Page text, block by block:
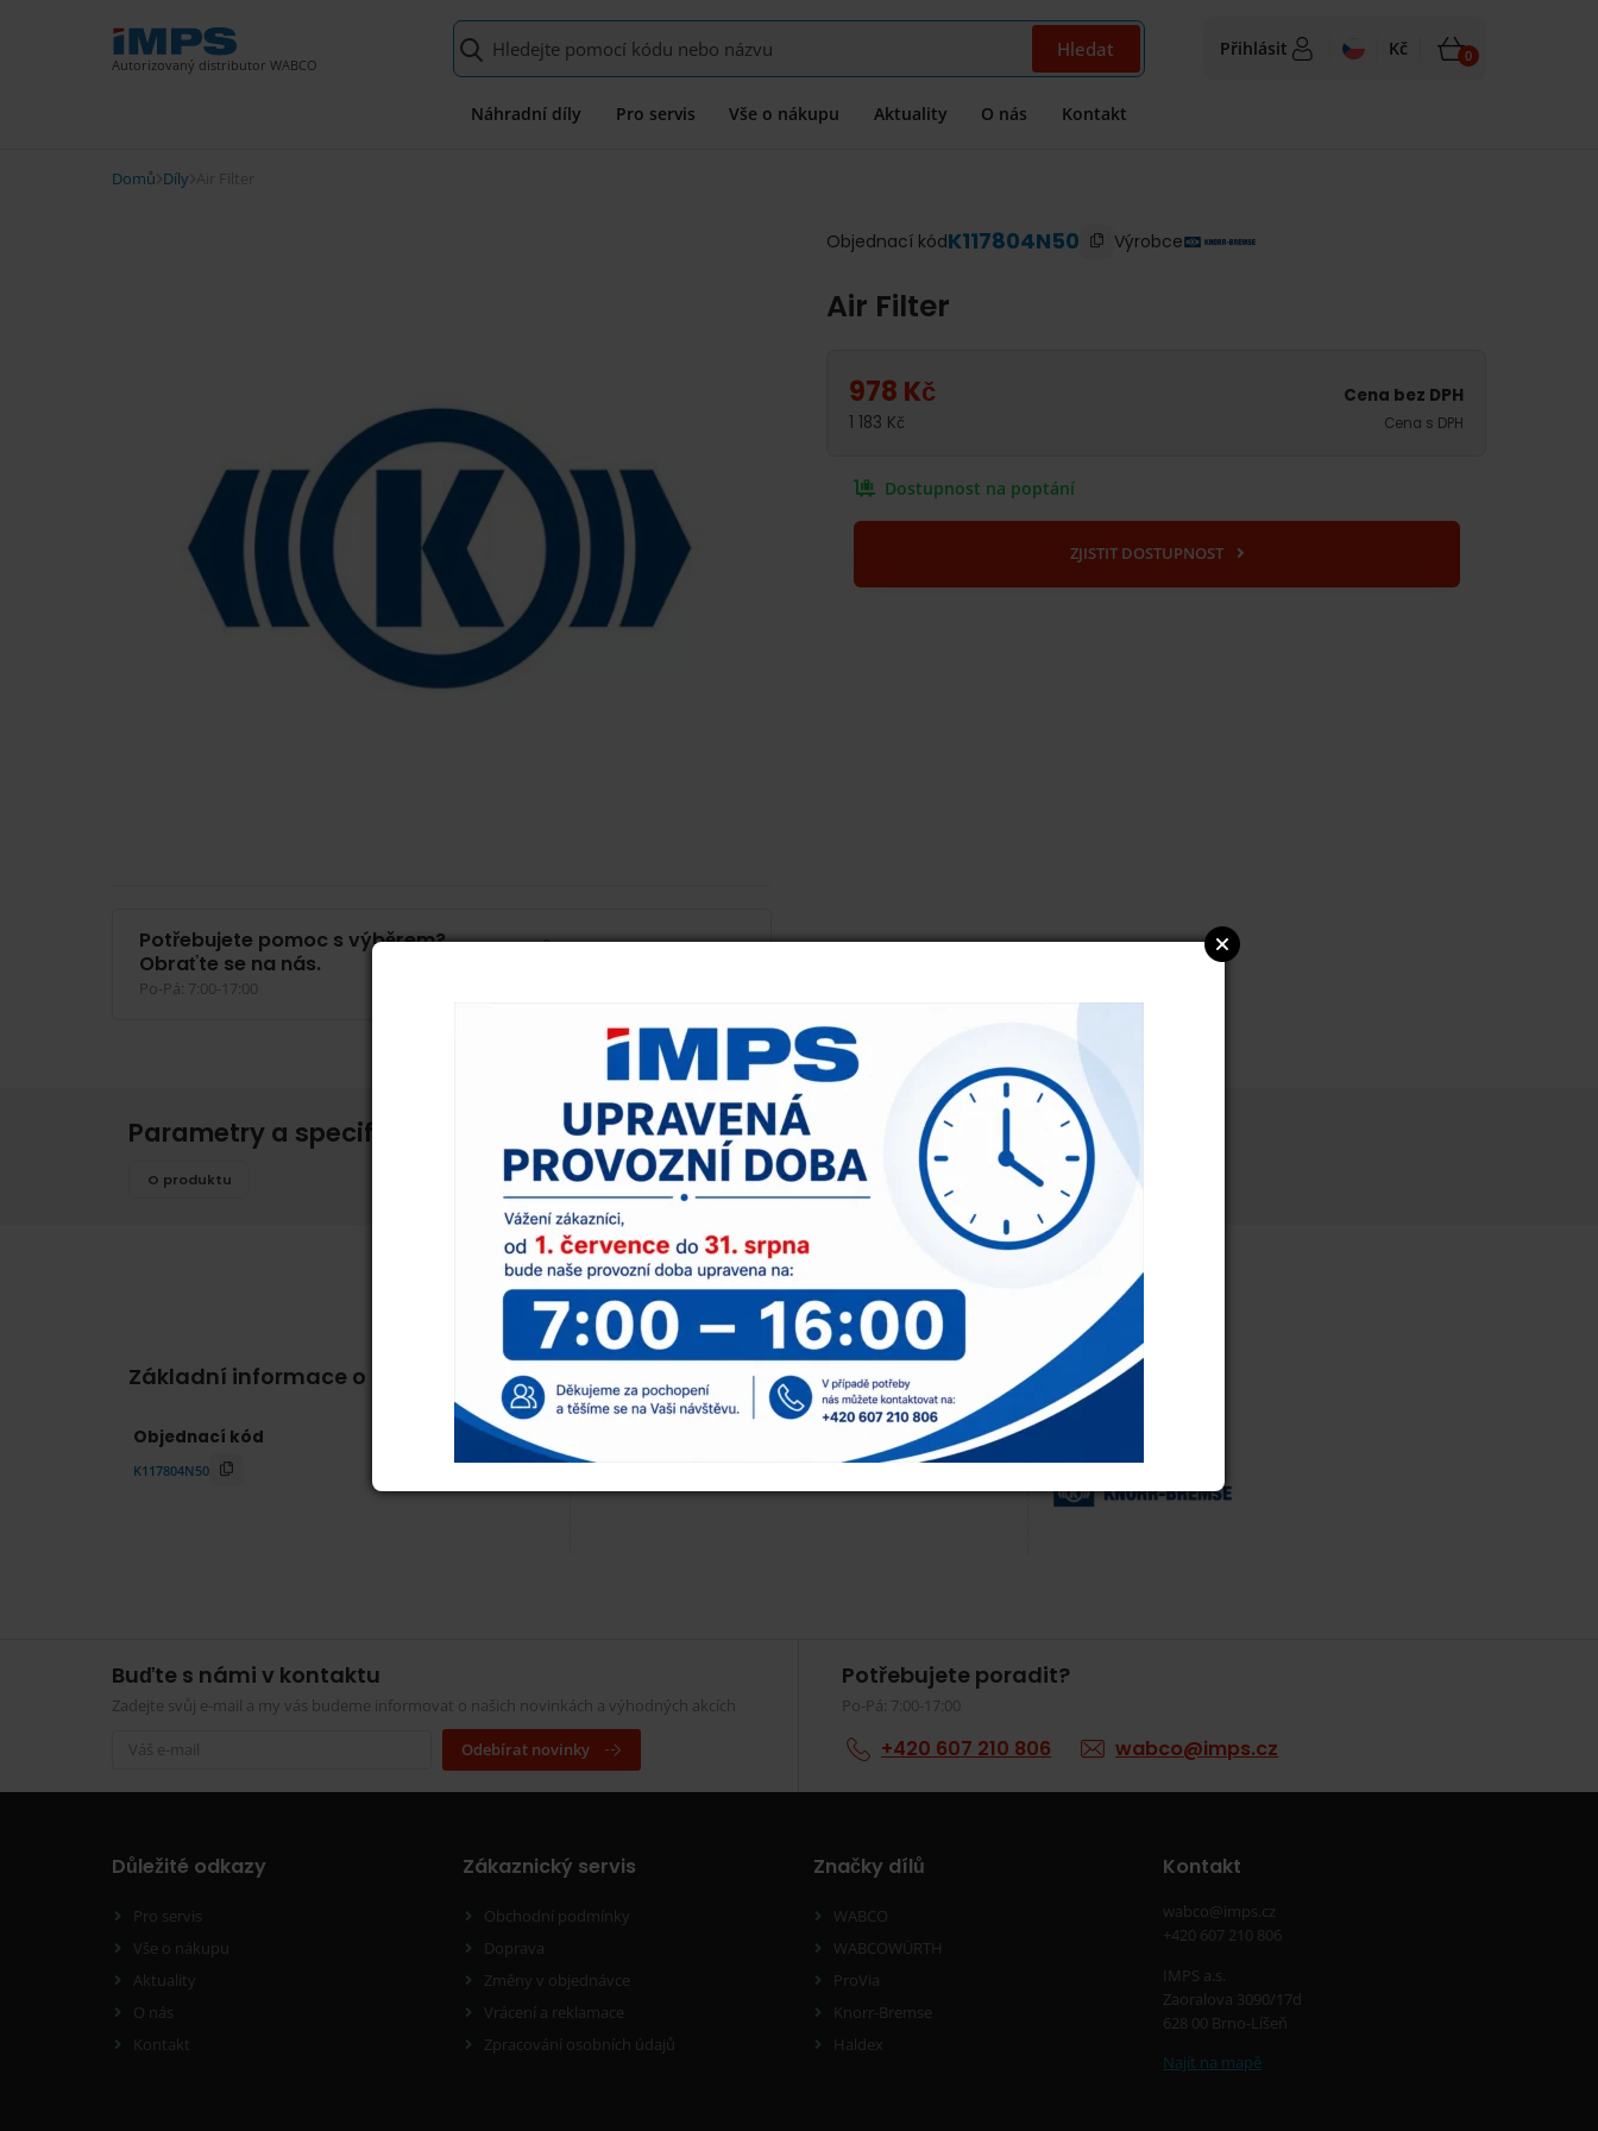
Autorizovaný distributor WABCO
Hledat Přihlásit Kč 0
Náhradní díly Pro servis Vše o nákupu Aktuality O nás Kontakt
Domů Díly
Potřebujete pomoc s výběrem?
Obraťte se na nás.
Po-Pá: 7:00-17:00
+420 607 210 806
Objednací kódK117804N50 Výrobce
Air Filter
Cena bez DPH
978 Kč
Cena s DPH
1 183 Kč
Dostupnost na poptání
ZJISTIT DOSTUPNOST
Parametry a specifikace
O produktu
Dostupnost na poptání
Základní informace o produktu
Objednací kód
K117804N50 Hmotnost 3,840 kg
Buďte s námi v kontaktu
Zadejte svůj e-mail a my vás budeme informovat o našich novinkách a výhodných akcích
Odebírat novinky
Potřebujete poradit?
Po-Pá: 7:00-17:00
+420 607 210 806 wabco@imps.cz
Důležité odkazy
Pro servis
Vše o nákupu
Aktuality
O nás
Kontakt
Zákaznický servis
Obchodní podmínky
Doprava
Změny v objednávce
Vrácení a reklamace
Zpracování osobních údajů
Značky dílů
WABCO
WABCOWÜRTH
ProVia
Knorr-Bremse
Haldex
Kontakt
wabco@imps.cz
+420 607 210 806
IMPS a.s.
Zaoralova 3090/17d
628 00 Brno-Líšeň
Najít na mapě